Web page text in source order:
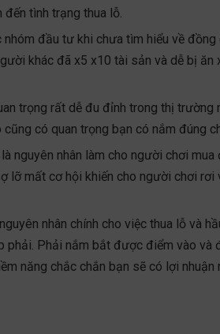
tình trạng thua lỗ.
đầu tư khi chưa tìm hiểu về
khác đã x5 x10 tài sản và dễ bị ăn
trọng rất dễ đu đỉnh trong thị trường
có quan trọng bạn có nắm đúng
nguyên nhân làm cho người chơi
lỡ mất cơ hội khiến cho người chơi rơi
nhân chính cho việc thua lỗ và
phải. Phải nắm bắt được điểm vào và
năng chắc chắn bạn sẽ có lợi nhuận